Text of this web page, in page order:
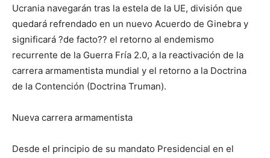
Ucrania navegarán tras la estela de la UE, división que
quedará refrendado en un nuevo Acuerdo de Ginebra y
significará ?de facto?? el retorno al endemismo
recurrente de la Guerra Fría 2.0, a la reactivación de la
carrera armamentista mundial y el retorno a la Doctrina
de la Contención (Doctrina Truman).
Nueva carrera armamentista
Desde el principio de su mandato Presidencial en el